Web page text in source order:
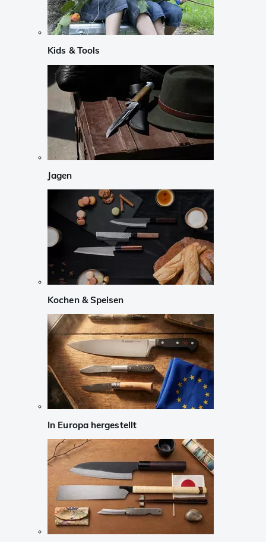
Kids & Tools
Jagen
Kochen & Speisen
In Europa hergestellt